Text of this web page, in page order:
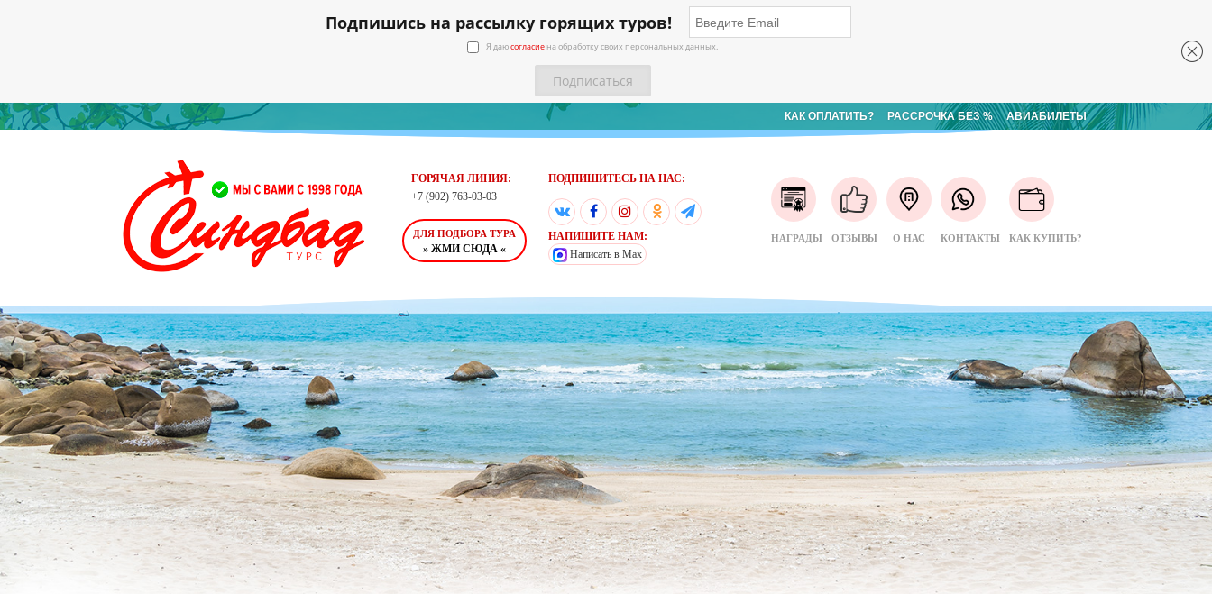
Подпишись на рассылку горящих туров!
Я даюсогласие на обработку своих персональных данных.
КАК ОПЛАТИТЬ? РАССРОЧКА БЕЗ % АВИАБИЛЕТЫ
НАГРАДЫ ОТЗЫВЫ О НАС КОНТАКТЫ КАК КУПИТЬ?
ГОРЯЧАЯ ЛИНИЯ:
+7 (902) 763-03-03
ДЛЯ ПОДБОРА ТУРА
» ЖМИ СЮДА «
ПОДПИШИТЕСЬ НА НАС:
НАПИШИТЕ НАМ:
Написать в Max